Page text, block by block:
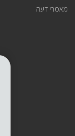
מאמרי דעה